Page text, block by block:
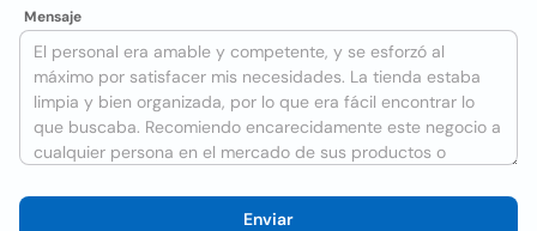
Mensaje
Enviar